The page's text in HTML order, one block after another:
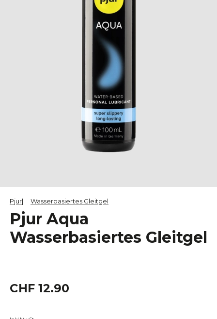
Pjur Wasserbasiertes Gleitgel
Pjur Aqua
Wasserbasiertes Gleitgel
CHF 12.90